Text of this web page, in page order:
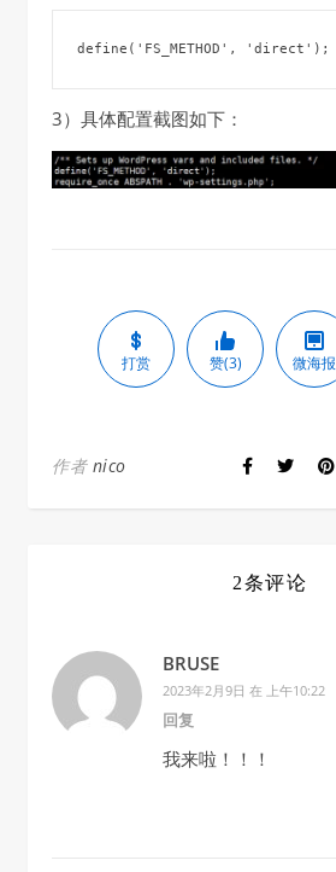
define('FS_METHOD', 'direct');
3）具体配置截图如下：
打赏 赞(3) 微海报
作者 nico
2条评论
BRUSE
2023年2月9日 在 上午10:22
回复
我来啦！！！